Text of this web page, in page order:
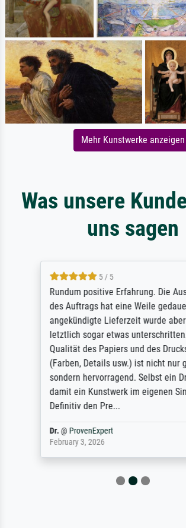
Mehr Kunstwerke anzeigen
Was unsere
uns sagen
5 / 5
Rundum positive Erfahrung. Die
des Auftrags hat eine Weile
angekündigte Lieferzeit wurde aber
letztlich sogar etwas
Qualität des Papiers und des
(Farben, Details usw.) ist nicht nur
sondern hervorragend. Selbst ein
damit ein Kunstwerk im eigenen
Definitiv den Pre...
Dr.@ ProvenExpert
February 3, 2026